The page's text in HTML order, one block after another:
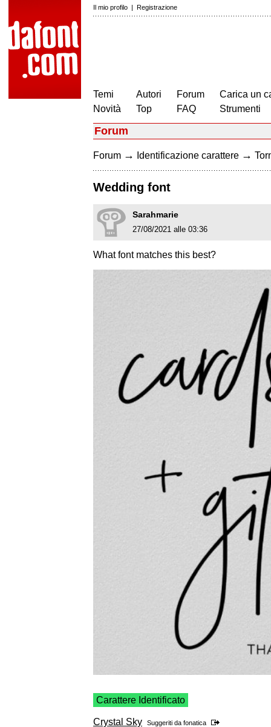
Il mio profilo | Registrazione
Temi
Novità
Autori
Top
Forum
FAQ
Carica un
Strumenti
Forum
Forum → Identificazione carattere →
Wedding font
Sarahmarie
27/08/2021 alle 03:36
What font matches this best?
Carattere Identificato
Crystal Sky Suggeriti da fonatica